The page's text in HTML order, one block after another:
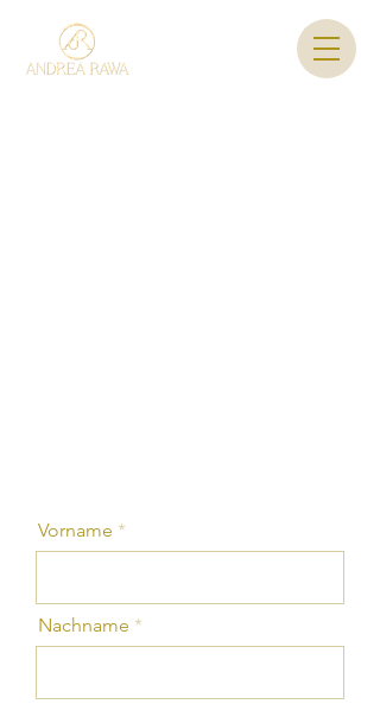
Vorname
Nachname